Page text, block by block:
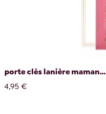
porte clés lanière maman...
4,95 €